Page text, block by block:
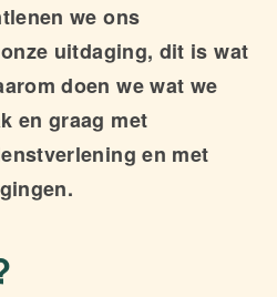
we ons
uitdaging, dit is wat
doen we wat we
en graag met
en met